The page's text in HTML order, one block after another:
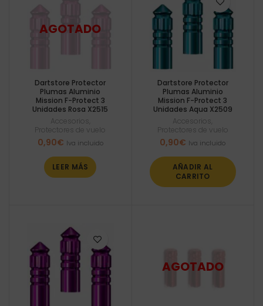
Dartstore Protector
Plumas Aluminio
Mission F-Protect 3
Unidades Rosa X2515
Accesorios
Protectores de vuelo
0,90€ Iva incluido
LEER MÁS
Dartstore Protector
Plumas Aluminio
Mission F-Protect 3
Unidades Aqua X2509
Accesorios
Protectores de vuelo
0,90€ Iva incluido
AÑADIR AL
CARRITO